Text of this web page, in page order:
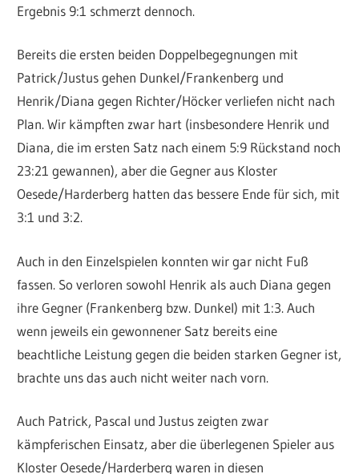
Ergebnis 9:1 schmerzt dennoch.
Bereits die ersten beiden Doppelbegegnungen mit
Patrick/Justus gehen Dunkel/Frankenberg und
Henrik/Diana gegen Richter/Höcker verliefen nicht nach
Plan. Wir kämpften zwar hart (insbesondere Henrik und
Diana, die im ersten Satz nach einem 5:9 Rückstand noch
23:21 gewannen), aber die Gegner aus Kloster
Oesede/Harderberg hatten das bessere Ende für sich, mit
3:1 und 3:2.
Auch in den Einzelspielen konnten wir gar nicht Fuß
fassen. So verloren sowohl Henrik als auch Diana gegen
ihre Gegner (Frankenberg bzw. Dunkel) mit 1:3. Auch
wenn jeweils ein gewonnener Satz bereits eine
beachtliche Leistung gegen die beiden starken Gegner ist,
brachte uns das auch nicht weiter nach vorn.
Auch Patrick, Pascal und Justus zeigten zwar
kämpferischen Einsatz, aber die überlegenen Spieler aus
Kloster Oesede/Harderberg waren in diesen